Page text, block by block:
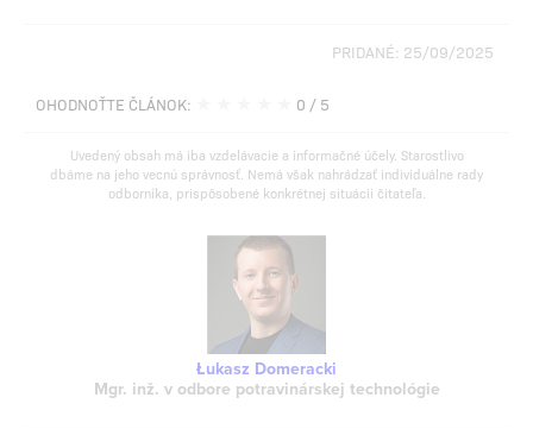
PRIDANÉ: 25/09/2025
OHODNOŤTE ČLÁNOK: 0 / 5
Uvedený obsah má iba vzdelávacie a informačné účely. Starostlivo
dbáme na jeho vecnú správnosť. Nemá však nahrádzať individuálne rady
odborníka, prispôsobené konkrétnej situácii čitateľa.
Łukasz Domeracki
Mgr. inž. v odbore potravinárskej technológie